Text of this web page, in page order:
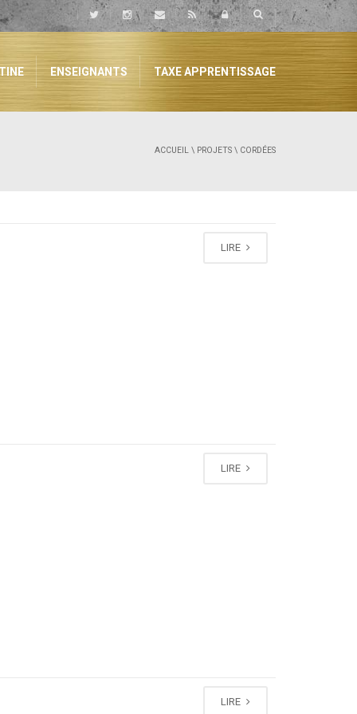
ENSEIGNANTS TAXE APPRENTISSAGE
ACCUEIL \ PROJETS \ CORDÉES
LIRE
LIRE
LIRE